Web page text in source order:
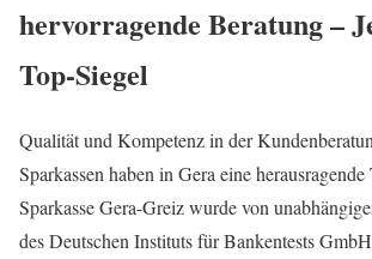
hervorragende Beratung –
Top-Siegel
Qualität und Kompetenz in der
Sparkassen haben in Gera eine
Sparkasse Gera-Greiz wurde von
des Deutschen Instituts für Bankentests